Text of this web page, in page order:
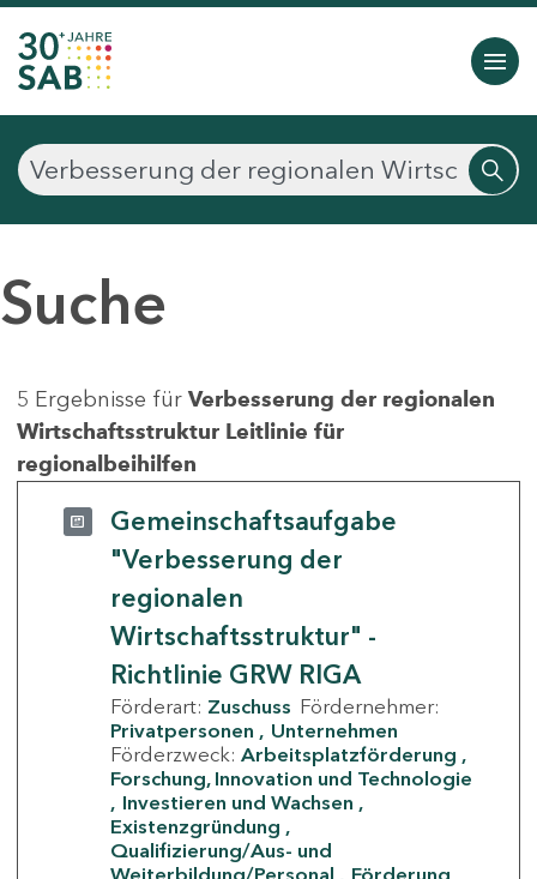
Suche
5 Ergebnisse für Verbesserung der regionalen
Wirtschaftsstruktur Leitlinie für
regionalbeihilfen
Gemeinschaftsaufgabe
"Verbesserung der
regionalen
Wirtschaftsstruktur" -
Richtlinie GRW RIGA
Förderart: Zuschuss Fördernehmer:
Privatpersonen
Unternehmen
Förderzweck: Arbeitsplatzförderung
Forschung, Innovation und Technologie
Investieren und Wachsen
Existenzgründung
Qualifizierung/Aus- und